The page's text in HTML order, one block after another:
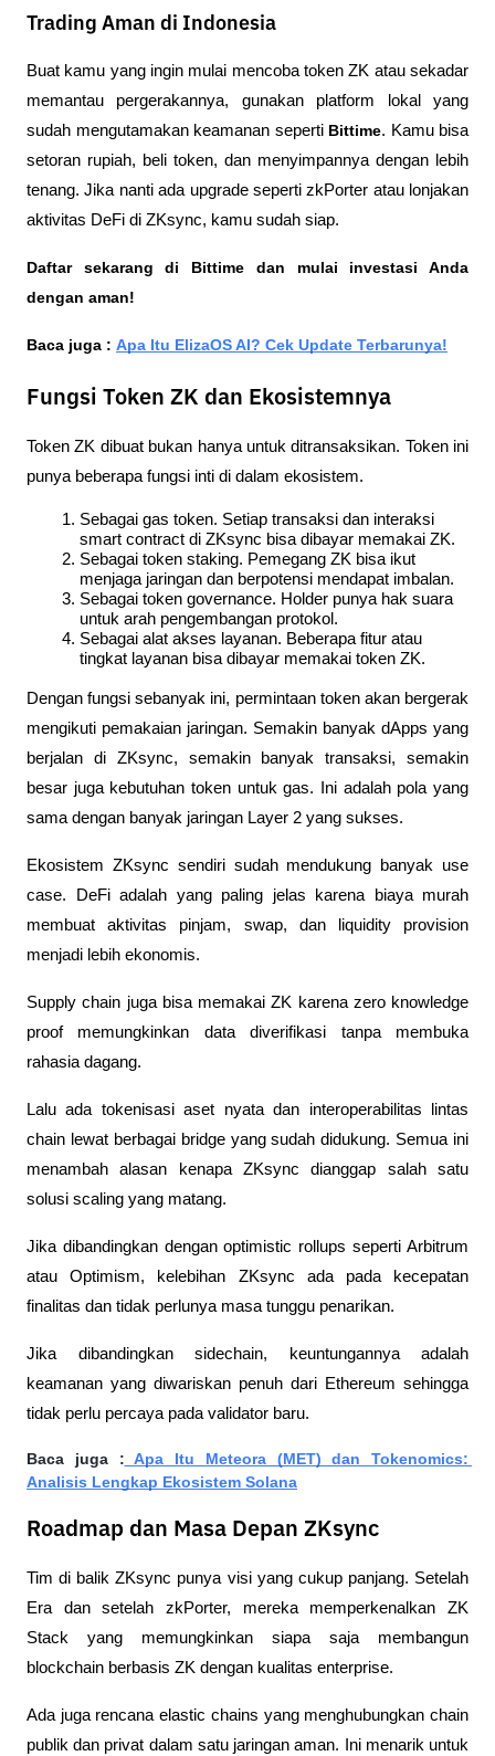
Trading Aman di Indonesia
Buat kamu yang ingin mulai mencoba token ZK atau sekadar
memantau pergerakannya, gunakan platform lokal yang
sudah mengutamakan keamanan seperti Bittime. Kamu bisa
setoran rupiah, beli token, dan menyimpannya dengan lebih
tenang. Jika nanti ada upgrade seperti zkPorter atau lonjakan
aktivitas DeFi di ZKsync, kamu sudah siap.
Daftar sekarang di Bittime dan mulai investasi Anda
dengan aman!
Baca juga : Apa Itu ElizaOS AI? Cek Update Terbarunya!
Fungsi Token ZK dan Ekosistemnya
Token ZK dibuat bukan hanya untuk ditransaksikan. Token ini
punya beberapa fungsi inti di dalam ekosistem.
Sebagai gas token. Setiap transaksi dan interaksi
smart contract di ZKsync bisa dibayar memakai ZK.
Sebagai token staking. Pemegang ZK bisa ikut
menjaga jaringan dan berpotensi mendapat imbalan.
Sebagai token governance. Holder punya hak suara
untuk arah pengembangan protokol.
Sebagai alat akses layanan. Beberapa fitur atau
tingkat layanan bisa dibayar memakai token ZK.
Dengan fungsi sebanyak ini, permintaan token akan bergerak
mengikuti pemakaian jaringan. Semakin banyak dApps yang
berjalan di ZKsync, semakin banyak transaksi, semakin
besar juga kebutuhan token untuk gas. Ini adalah pola yang
sama dengan banyak jaringan Layer 2 yang sukses.
Ekosistem ZKsync sendiri sudah mendukung banyak use
case. DeFi adalah yang paling jelas karena biaya murah
membuat aktivitas pinjam, swap, dan liquidity provision
menjadi lebih ekonomis.
Supply chain juga bisa memakai ZK karena zero knowledge
proof memungkinkan data diverifikasi tanpa membuka
rahasia dagang.
Lalu ada tokenisasi aset nyata dan interoperabilitas lintas
chain lewat berbagai bridge yang sudah didukung. Semua ini
menambah alasan kenapa ZKsync dianggap salah satu
solusi scaling yang matang.
Jika dibandingkan dengan optimistic rollups seperti Arbitrum
atau Optimism, kelebihan ZKsync ada pada kecepatan
finalitas dan tidak perlunya masa tunggu penarikan.
Jika dibandingkan sidechain, keuntungannya adalah
keamanan yang diwariskan penuh dari Ethereum sehingga
tidak perlu percaya pada validator baru.
Baca juga : Apa Itu Meteora (MET) dan Tokenomics:
Analisis Lengkap Ekosistem Solana
Roadmap dan Masa Depan ZKsync
Tim di balik ZKsync punya visi yang cukup panjang. Setelah
Era dan setelah zkPorter, mereka memperkenalkan ZK
Stack yang memungkinkan siapa saja membangun
blockchain berbasis ZK dengan kualitas enterprise.
Ada juga rencana elastic chains yang menghubungkan chain
publik dan privat dalam satu jaringan aman. Ini menarik untuk